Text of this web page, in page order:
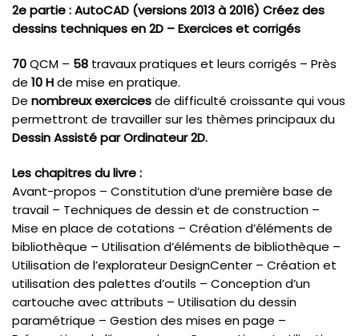
2e partie : AutoCAD (versions 2013 à 2016) Créez des
dessins techniques en 2D – Exercices et corrigés
70QCM – 58 travaux pratiques et leurs corrigés – Près
de 10 Hde mise en pratique.
De nombreux exercicesde difficulté croissante qui vous
permettront de travailler sur les thèmes principaux du
Dessin Assisté par Ordinateur 2D.
Les chapitres du livre :
Avant-propos – Constitution d’une première base de
travail – Techniques de dessin et de construction –
Mise en place de cotations – Création d’éléments de
bibliothèque – Utilisation d’éléments de bibliothèque –
Utilisation de l’explorateur DesignCenter – Création et
utilisation des palettes d’outils – Conception d’un
cartouche avec attributs – Utilisation du dessin
paramétrique – Gestion des mises en page –